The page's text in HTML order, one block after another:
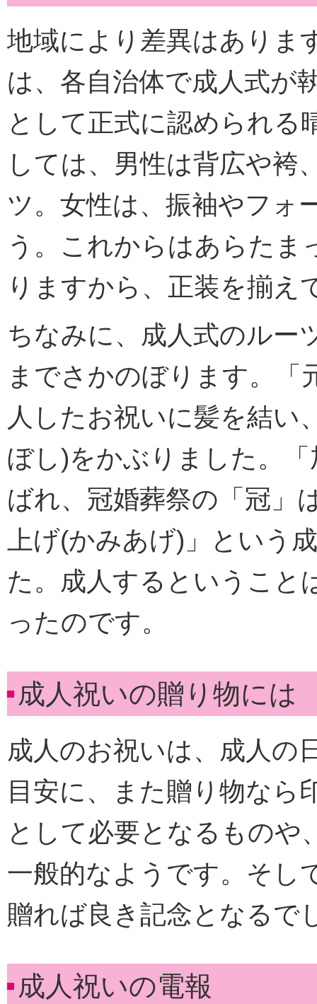
地域により差異はありま
は、各自治体で成人式が
として正式に認められる
しては、男性は背広や袴
ツ。女性は、振袖やフォ
う。これからはあらたま
りますから、正装を揃え
ちなみに、成人式のルー
までさかのぼります。「
人したお祝いに髪を結い
ぼし)をかぶりました。
ばれ、冠婚葬祭の「冠」
上げ(かみあげ)」という
た。成人するということ
ったのです。
成人祝いの贈り物には
成人のお祝いは、成人の
目安に、また贈り物なら
として必要となるものや
一般的なようです。そし
贈れば良き記念となるで
成人祝いの電報